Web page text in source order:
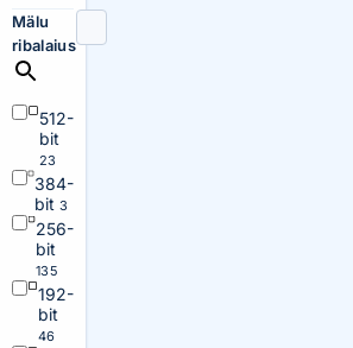
Mälu
ribalaius
512-
bit
23
384-
bit 3
256-
bit
135
192-
bit
46